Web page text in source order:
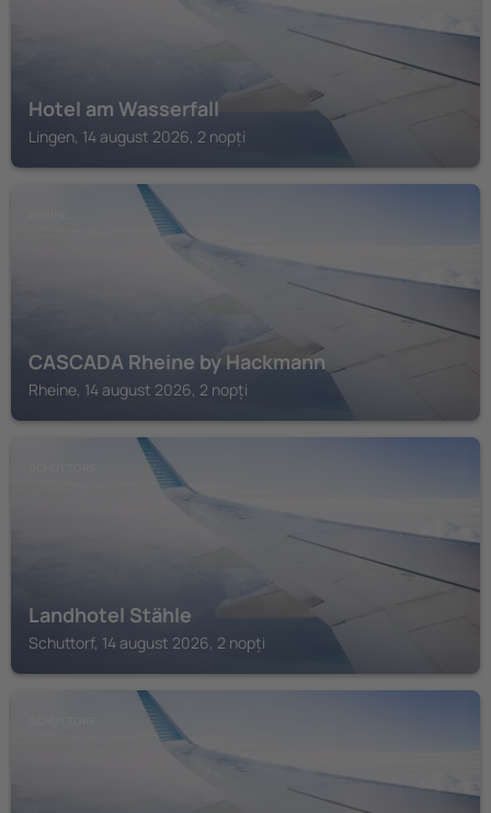
Hotel am Wasserfall
Lingen, 14 august 2026, 2 nopți
CASCADA Rheine by Hackmann
Rheine, 14 august 2026, 2 nopți
Landhotel Stähle
Schuttorf, 14 august 2026, 2 nopți